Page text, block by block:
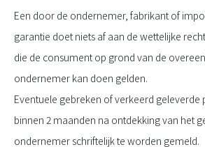
Een door de ondernemer, fabrikant of
garantie doet niets af aan de wettelijke
die de consument op grond van de
ondernemer kan doen gelden.
Eventuele gebreken of verkeerd geleverde
binnen 2 maanden na ontdekking van het
ondernemer schriftelijk te worden gemeld.